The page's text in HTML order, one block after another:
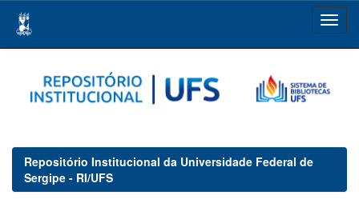
navigation
Repositório Institucional da Universidade Federal de
Sergipe - RI/UFS